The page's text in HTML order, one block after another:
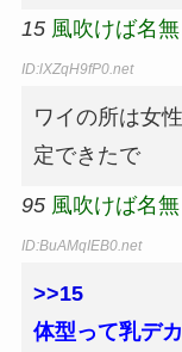
15 風吹けば名無
ID:lXZqH9fP0.net
ワイの所は女
定できたで
95 風吹けば名無
ID:BuAMqIEB0.net
>>15
体型って乳デ